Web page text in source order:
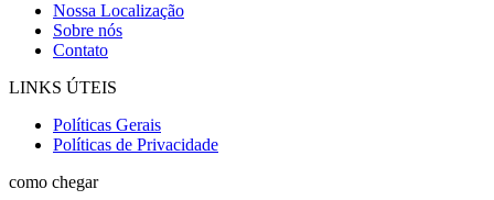
Nossa Localização
Sobre nós
Contato
LINKS ÚTEIS
Políticas Gerais
Políticas de Privacidade
como chegar